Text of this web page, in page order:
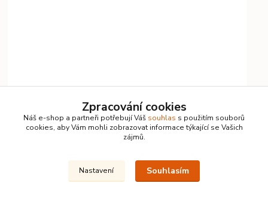
Zpracování cookies
Náš e-shop a partneři potřebují Váš souhlas s použitím souborů
cookies, aby Vám mohli zobrazovat informace týkající se Vašich
zájmů.
Nastavení Souhlasím